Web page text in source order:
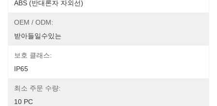
ABS (반대론자 자외선)
OEM / ODM:
받아들일수있는
보호 클래스:
IP65
최소 주문 수량:
10 PC